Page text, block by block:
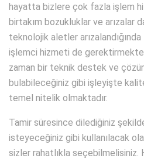
hayatta bizlere çok fazla işlem
birtakım bozukluklar ve arızalar
teknolojik aletler
işlemci hizmeti de
zaman bir teknik destek ve
bulabileceğiniz gibi işleyişte
temel nitelik olmaktadır.
Tamir süresince dilediğiniz
isteyeceğiniz gibi kullanılacak
sizler rahatlıkla